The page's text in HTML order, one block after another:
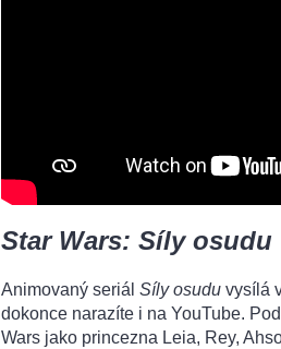
Star Wars: Síly osudu
Animovaný seriál Síly osudu vysílá
dokonce narazíte i na YouTube.
Wars jako princezna Leia, Rey,